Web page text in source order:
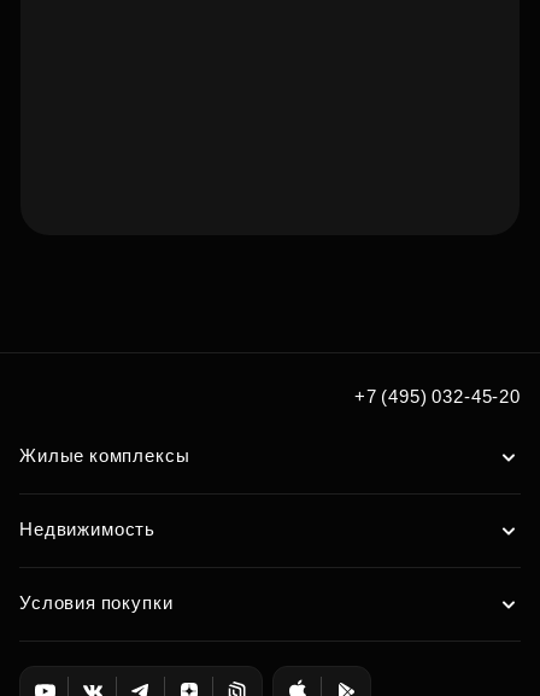
+7 (495) 032-45-20
Жилые комплексы
Недвижимость
Условия покупки